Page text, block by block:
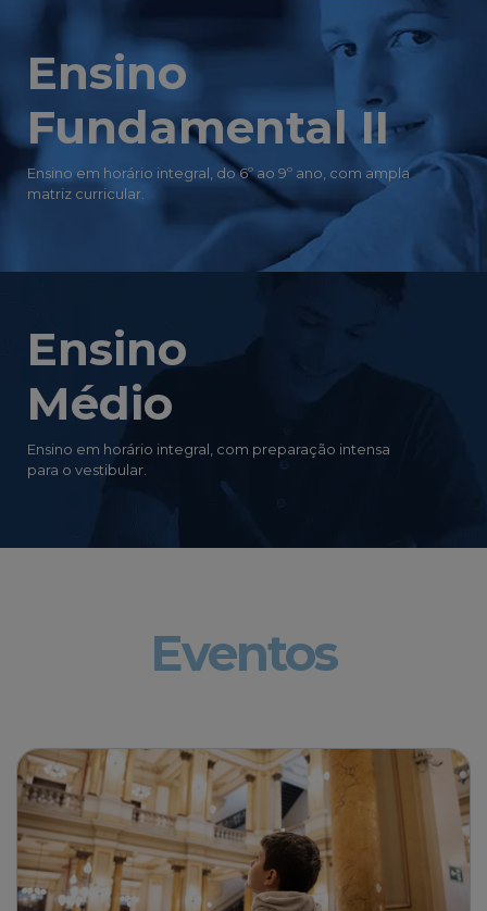
Ensino
Fundamental II
Ensino em horário integral, do 6º ao 9º ano, com ampla
matriz curricular.
Ensino
Médio
Ensino em horário integral, com preparação intensa
para o vestibular.
Eventos